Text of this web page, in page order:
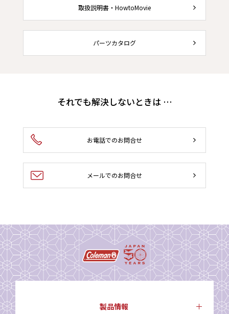
取扱説明書・HowtoMovie
パーツカタログ
それでも解決しないときは …
お電話でのお問合せ
メールでのお問合せ
製品情報